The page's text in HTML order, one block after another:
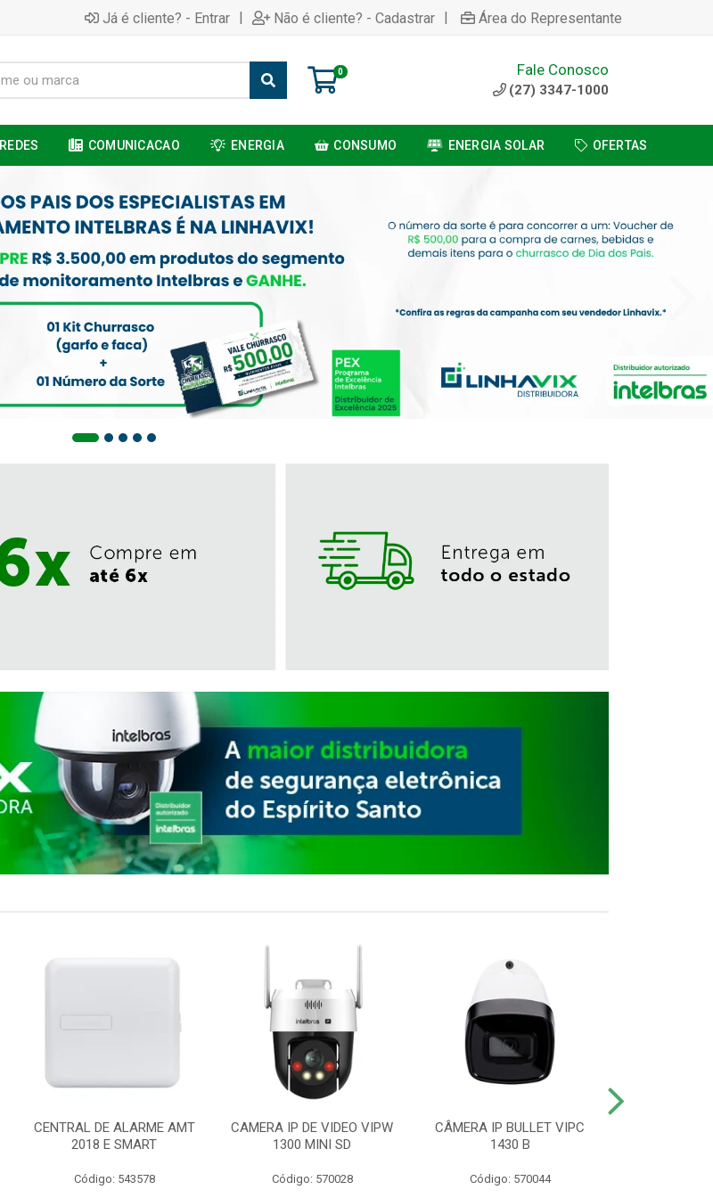
Já é cliente? - Entrar | Não é cliente? - Cadastrar | Área do Representante
0 Fale Conosco
(27) 3347-1000
REDES COMUNICACAO ENERGIA CONSUMO ENERGIA SOLAR OFERTAS
CENTRAL DE ALARME AMT
2018 E SMART
Código: 543578
CAMERA IP DE VIDEO VIPW
1300 MINI SD
Código: 570028
CÂMERA IP BULLET VIPC
1430 B
Código: 570044